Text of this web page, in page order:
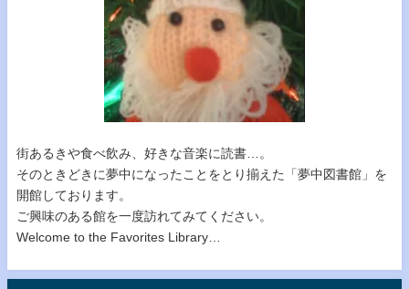
街あるきや食べ飲み、好きな音楽に読書…。
そのときどきに夢中になったことをとり揃えた「夢中図書館」を
開館しております。
ご興味のある館を一度訪れてみてください。
Welcome to the Favorites Library…